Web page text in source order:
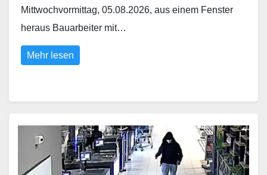
Mittwochvormittag, 05.08.2026, aus einem Fenster
heraus Bauarbeiter mit…
Mehr lesen